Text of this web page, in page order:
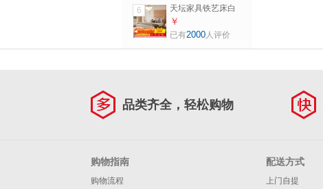
6
天坛家具铁艺床白
色铁艺婚床经典简
约奶油风双人床单
￥
已有2000人评价
品类齐全，轻松购物
购物指南
购物流程
配送方式
上门自提